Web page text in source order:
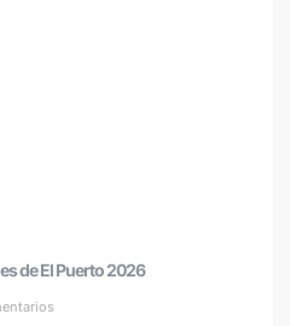
de El Puerto 2026